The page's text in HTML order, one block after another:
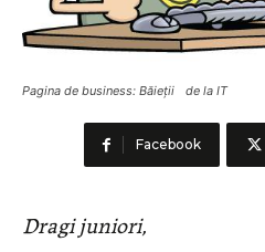
Pagina de business: Băieții de la IT
Facebook
Dragi juniori,